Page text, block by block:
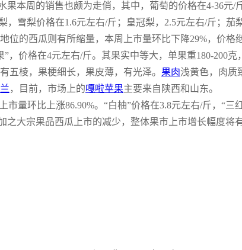
果本周的销售也颇为走俏，其中，葡萄的价格在4-36元
，雪梨价格在1.6元左右/斤；皇冠梨，2.5元左右/斤；茄
位的西瓜则有所缩量，本周上市量环比下降29%，价
”，价格在4元左右/斤。其果实中等大，单果重180-200
五棱，果梗细长，果皮薄，有光泽。 果肉浅黄色，肉质
，目前，市场上的嘎啦苹果主要来自陕西和山东。
市量环比上涨86.90%。“白柚”价格在3.8元左右/斤，“三
之大宗果品西瓜上市的减少，整体果市上市增长幅度将